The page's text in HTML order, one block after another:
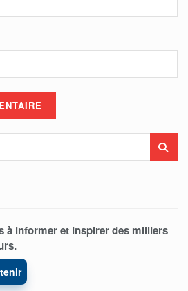
à informer et inspirer des milliers